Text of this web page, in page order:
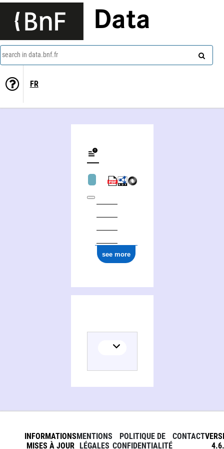
Data
search in data.bnf.fr
FR
see more
INFORMATIONS
MISES À JOUR
MENTIONS
LÉGALES
POLITIQUE DE
CONFIDENTIALITÉ
CONTACT